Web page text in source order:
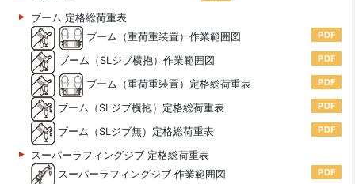
ブーム 定格総荷重表
ブーム（重荷重装置）作業範囲図
PDF
ブーム（SLジブ横抱）作業範囲図 PDF
ブーム（重荷重装置）定格総荷重表 PDF
ブーム（SLジブ横抱）定格総荷重表 PDF
ブーム（SLジブ無）定格総荷重表 PDF
スーパーラフィングジブ 定格総荷重表
スーパーラフィングジブ 作業範囲図
PDF